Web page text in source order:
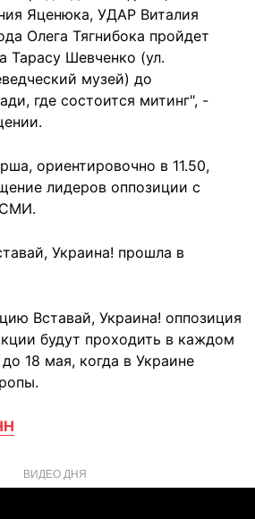
Яценюка, УДАР Виталия
Олега Тягнибока пройдет
Тарасу Шевченко (ул.
музей) до
где состоится митинг", -
ориентировочно в 11.50,
лидеров оппозиции с
СМИ.
Украина! прошла в
Вставай, Украина! оппозиция
будут проходить в каждом
18 мая, когда в Украине
ВИДЕО ДНЯ